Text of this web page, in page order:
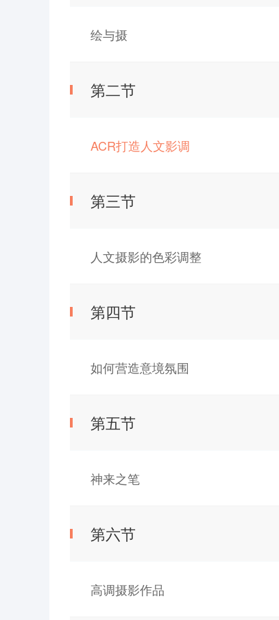
绘与摄
第二节
ACR打造人文影调
第三节
人文摄影的色彩调整
第四节
如何营造意境氛围
第五节
神来之笔
第六节
高调摄影作品